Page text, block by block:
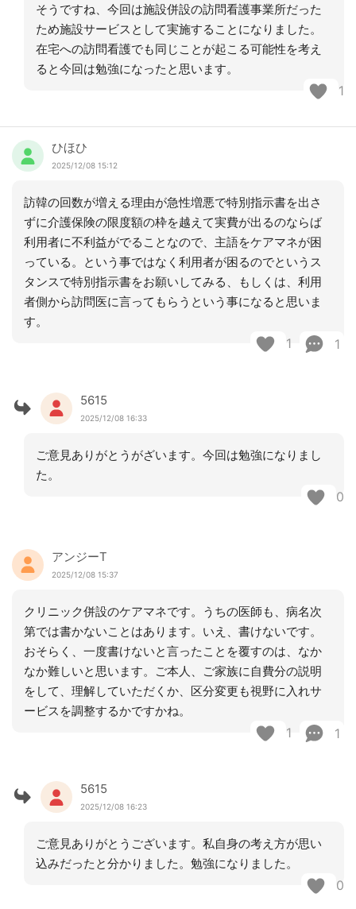
そうですね、今回は施設併設の訪問看護事業所だった
ため施設サービスとして実施することになりました。
在宅への訪問看護でも同じことが起こる可能性を考え
ると今回は勉強になったと思います。
1
ひほひ
2025/12/08 15:12
訪韓の回数が増える理由が急性増悪で特別指示書を出さ
ずに介護保険の限度額の枠を越えて実費が出るのならば
利用者に不利益がでることなので、主語をケアマネが困
っている。という事ではなく利用者が困るのでというス
タンスで特別指示書をお願いしてみる、もしくは、利用
者側から訪問医に言ってもらうという事になると思いま
す。
1 1
5615
2025/12/08 16:33
ご意見ありがとうがざいます。今回は勉強になりまし
た。
0
アンジーT
2025/12/08 15:37
クリニック併設のケアマネです。うちの医師も、病名次
第では書かないことはあります。いえ、書けないです。
おそらく、一度書けないと言ったことを覆すのは、なか
なか難しいと思います。ご本人、ご家族に自費分の説明
をして、理解していただくか、区分変更も視野に入れサ
ービスを調整するかですかね。
1 1
5615
2025/12/08 16:23
ご意見ありがとうございます。私自身の考え方が思い
込みだったと分かりました。勉強になりました。
0